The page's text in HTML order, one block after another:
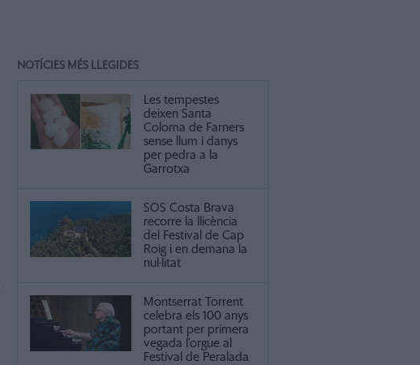
NOTÍCIES MÉS LLEGIDES
Les tempestes
deixen Santa
Coloma de Farners
sense llum i danys
per pedra a la
Garrotxa
SOS Costa Brava
recorre la llicència
del Festival de Cap
Roig i en demana la
nul·litat
Montserrat Torrent
celebra els 100 anys
portant per primera
vegada l’orgue al
Festival de Peralada